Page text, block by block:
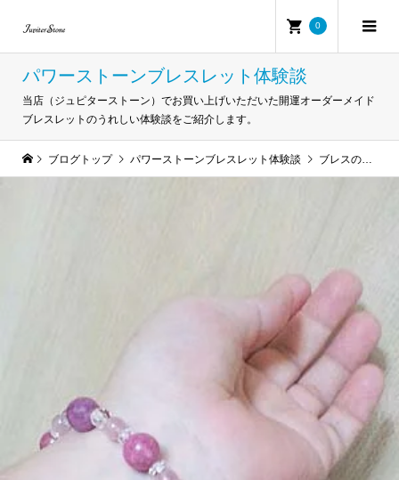
0
パワーストーンブレスレット体験談
当店（ジュピターストーン）でお買い上げいただいた開運オーダーメイド
ブレスレットのうれしい体験談をご紹介します。
ブログトップ パワーストーンブレスレット体験談 ブレスのおかげで、変化していることを実感しています。